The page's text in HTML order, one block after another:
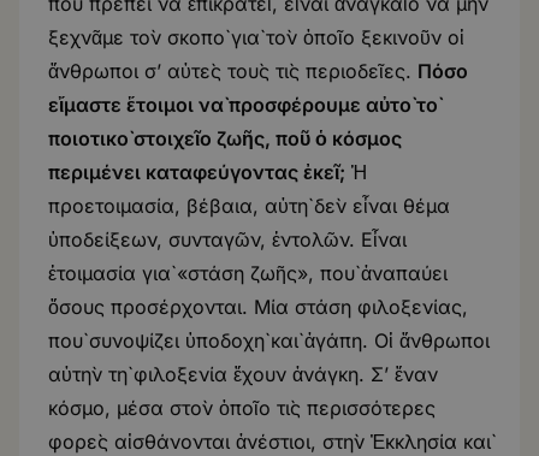
ξεχνᾶμε τὸν σκοπὸ γιὰ τὸν ὁποῖο ξεκινοῦν οἱ
ἄνθρωποι σ’ αὐτὲς τοὺς τὶς περιοδεῖες. Πόσο
εἴμαστε ἕτοιμοι νὰ προσφέρουμε αὐτὸ τὸ
ποιοτικὸ στοιχεῖο ζωῆς, ποῦ ὁ κόσμος
περιμένει καταφεύγοντας ἐκεῖ; Ἡ
προετοιμασία, βέβαια, αὐτὴ δὲν εἶναι θέμα
ὑποδείξεων, συνταγῶν, ἐντολῶν. Εἶναι
ἑτοιμασία γιὰ «στάση ζωῆς», ποὺ ἀναπαύει
ὅσους προσέρχονται. Μία στάση φιλοξενίας,
ποὺ συνοψίζει ὑποδοχὴ καὶ ἀγάπη. Οἱ ἄνθρωποι
αὐτὴν τὴ φιλοξενία ἔχουν ἀνάγκη. Σ’ ἕναν
κόσμο, μέσα στὸν ὁποῖο τὶς περισσότερες
φορὲς αἰσθάνονται ἀνέστιοι, στὴν Ἐκκλησία καὶ